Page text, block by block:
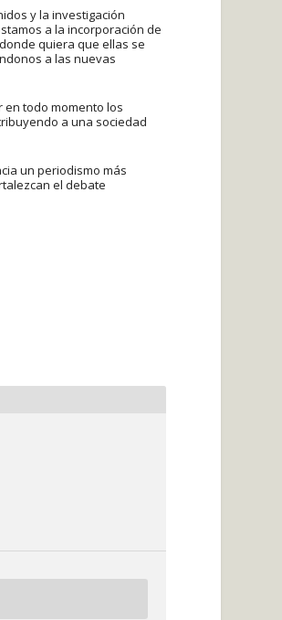
y la investigación
a la incorporación de
quiera que ellas se
a las nuevas
todo momento los
a una sociedad
un periodismo más
el debate